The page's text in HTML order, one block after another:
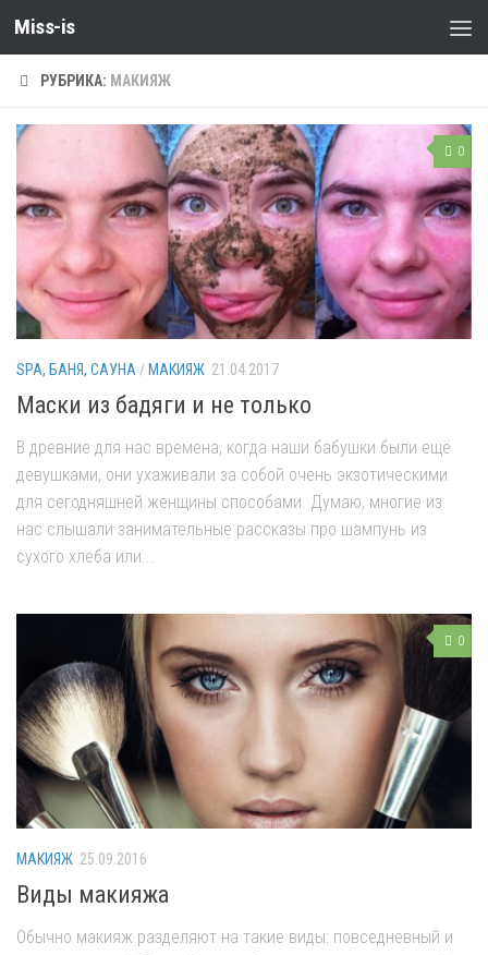
Miss-is
РУБРИКА: МАКИЯЖ
0
SPA, БАНЯ, САУНА / МАКИЯЖ 21.04.2017
Маски из бадяги и не только
В древние для нас времена, когда наши бабушки были ещё
девушками, они ухаживали за собой очень экзотическими
для сегодняшней женщины способами. Думаю, многие из
нас слышали занимательные рассказы про шампунь из
сухого хлеба или...
0
МАКИЯЖ 25.09.2016
Виды макияжа
Обычно макияж разделяют на такие виды: повседневный и